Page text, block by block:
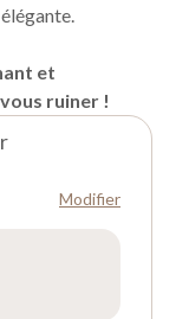
et
ruiner !